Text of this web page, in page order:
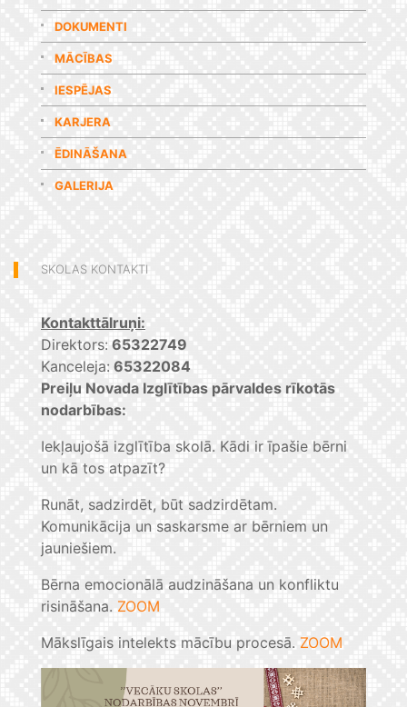
DOKUMENTI
MĀCĪBAS
IESPĒJAS
KARJERA
ĒDINĀŠANA
GALERIJA
SKOLAS KONTAKTI
Kontakttālruņi:
Direktors: 65322749
Kanceleja: 65322084
Preiļu Novada Izglītības pārvaldes rīkotās
nodarbības:
Iekļaujošā izglītība skolā. Kādi ir īpašie bērni
un kā tos atpazīt?
Runāt, sadzirdēt, būt sadzirdētam.
Komunikācija un saskarsme ar bērniem un
jauniešiem.
Bērna emocionālā audzināšana un konfliktu
risināšana. ZOOM
Mākslīgais intelekts mācību procesā. ZOOM